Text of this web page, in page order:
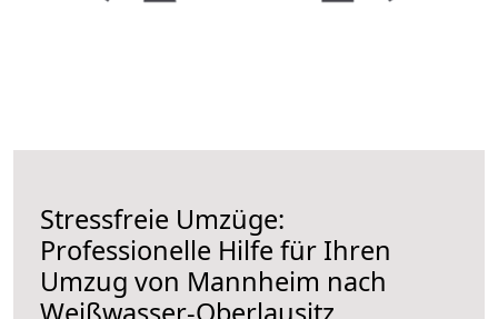
Stressfreie Umzüge:
Professionelle Hilfe für Ihren
Umzug von Mannheim nach